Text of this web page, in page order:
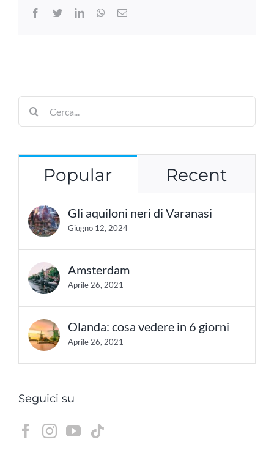
Facebook
TwitterLinkedInWhatsApp
Email
Cerca
per:
Popular Recent
Gli aquiloni neri di Varanasi
Giugno 12, 2024
Amsterdam
Aprile 26, 2021
Olanda: cosa vedere in 6 giorni
Aprile 26, 2021
Seguici su